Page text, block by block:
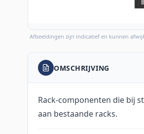
Afbeeldingen zijn indicatief en kunnen
OMSCHRIJVING
Rack-componenten die bij
aan bestaande racks.